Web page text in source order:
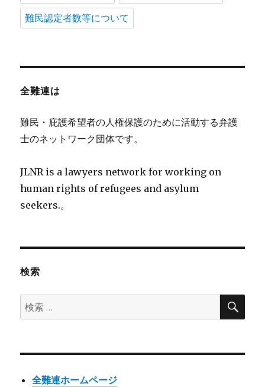
難民認定者数等について
全難連は
難民・庇護希望者の人権保護のために活動する弁護
士のネットワーク団体です。
JLNR is a lawyers network for working on
human rights of refugees and asylum
seekers.。
検索
検
索:
検
全難連ホームページ